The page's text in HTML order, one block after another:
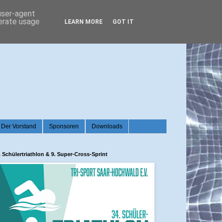
Der Vorstand Sponsoren Downloads
Schülertriathlon & 9. Super-Cross-Sprint
agent
usage
LEARN MORE GOT IT